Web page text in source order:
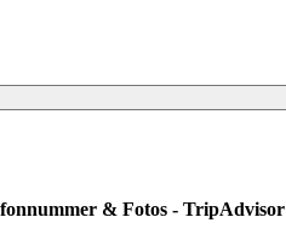
& Fotos - TripAdvisor